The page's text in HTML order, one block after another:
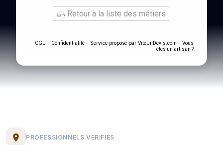
Retour à la liste des métiers
CGU - Confidentialité - Service proposé par ViteUnDevis.com - Vous
êtes un artisan ?
PROFESSIONNELS VERIFIES